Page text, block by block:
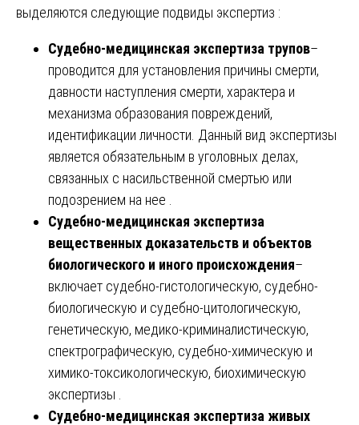
выделяются следующие подвиды экспертиз :
Судебно-медицинская экспертиза трупов–
проводится для установления причины смерти,
давности наступления смерти, характера и
механизма образования повреждений,
идентификации личности. Данный вид экспертизы
является обязательным в уголовных делах,
связанных с насильственной смертью или
подозрением на нее .
Судебно-медицинская экспертиза
вещественных доказательств и объектов
биологического и иного происхождения–
включает судебно-гистологическую, судебно-
биологическую и судебно-цитологическую,
генетическую, медико-криминалистическую,
спектрографическую, судебно-химическую и
химико-токсикологическую, биохимическую
экспертизы .
Судебно-медицинская экспертиза живых